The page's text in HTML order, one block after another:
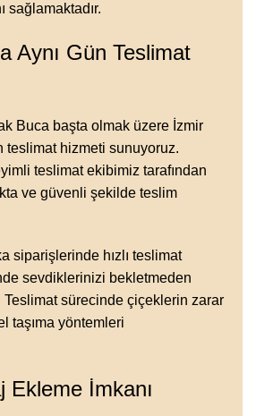
sağlamaktadır.
Aynı Gün Teslimat
Buca başta olmak üzere İzmir
teslimat hizmeti sunuyoruz.
teslimat ekibimiz tarafından
ve güvenli şekilde teslim
siparişlerinde hızlı teslimat
sevdiklerinizi bekletmeden
sürecinde çiçeklerin zarar
taşıma yöntemleri
Ekleme İmkanı